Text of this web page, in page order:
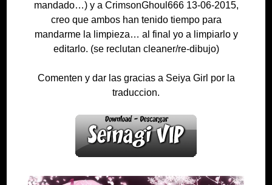
mandado…) y a CrimsonGhoul666 13-06-2015,
creo que ambos han tenido tiempo para
mandarme la limpieza… al final yo a limpiarlo y
editarlo. (se reclutan cleaner/re-dibujo)
Comenten y dar las gracias a Seiya Girl por la
traduccion.